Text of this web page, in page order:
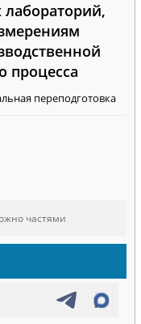
процесса
переподготовка
частями